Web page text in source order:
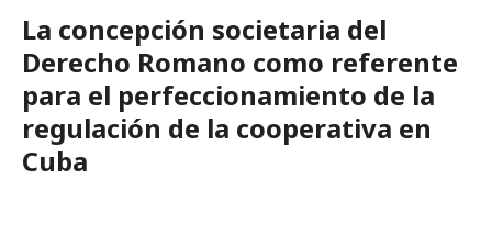
La concepción societaria del
Derecho Romano como referente
para el perfeccionamiento de la
regulación de la cooperativa en
Cuba